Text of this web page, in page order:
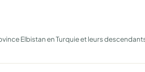
Elbistan en Turquie et leurs